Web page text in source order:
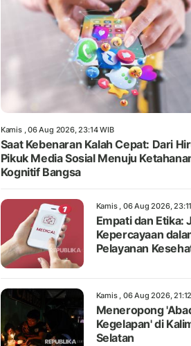
Kamis , 06 Aug 2026, 23:14 WIB
Saat Kebenaran Kalah Cepat: Dari
Pikuk Media Sosial Menuju
Kognitif Bangsa
Kamis , 06 Aug 2026,
Empati dan Etika:
Kepercayaan
Pelayanan
Kamis , 06 Aug 2026,
Meneropong
Kegelapan' di
Selatan